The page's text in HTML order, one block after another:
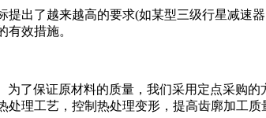
出了越来越高的要求(如某型三级行星减速
效措施。
为了保证原材料的质量，我们采用定点采购
理工艺，控制热处理变形，提高齿廓加工质